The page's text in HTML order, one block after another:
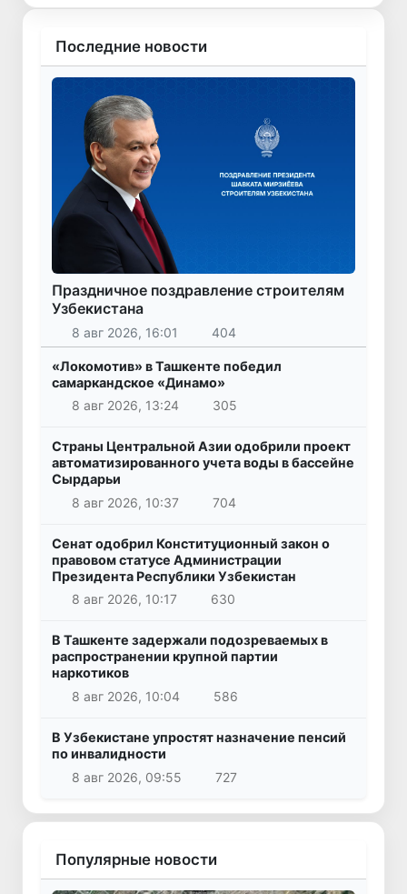
Последние новости
Праздничное поздравление строителям
Узбекистана
8 авг 2026, 16:01 404
«Локомотив» в Ташкенте победил
самаркандское «Динамо»
8 авг 2026, 13:24
305
Страны Центральной Азии одобрили проект
автоматизированного учета воды в бассейне
Сырдарьи
8 авг 2026, 10:37
704
Сенат одобрил Конституционный закон о
правовом статусе Администрации
Президента Республики Узбекистан
8 авг 2026, 10:17
630
В Ташкенте задержали подозреваемых в
распространении крупной партии
наркотиков
8 авг 2026, 10:04
586
В Узбекистане упростят назначение пенсий
по инвалидности
8 авг 2026, 09:55
727
Популярные новости